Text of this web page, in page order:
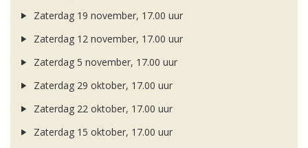
Zaterdag 19 november, 17.00 uur
Zaterdag 12 november, 17.00 uur
Zaterdag 5 november, 17.00 uur
Zaterdag 29 oktober, 17.00 uur
Zaterdag 22 oktober, 17.00 uur
Zaterdag 15 oktober, 17.00 uur